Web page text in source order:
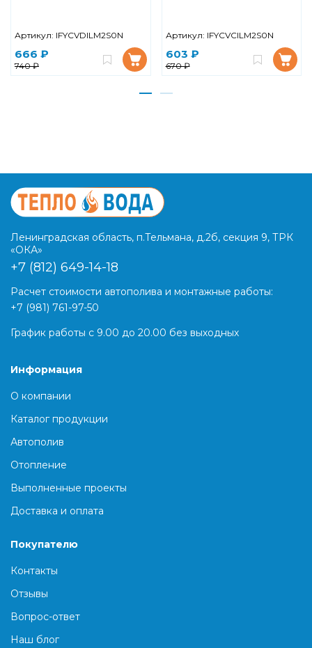
Артикул: IFYCVDILM2S0N
666 ₽
740 ₽
Артикул: IFYCVCILM2S0N
603 ₽
670 ₽
Ленинградская область, п.Тельмана, д.2б, секция 9, ТРК
«ОКА»
+7 (812) 649-14-18
Расчет стоимости автополива и монтажные работы:
+7 (981) 761-97-50
График работы с 9.00 до 20.00 без выходных
Информация
О компании
Каталог продукции
Автополив
Отопление
Выполненные проекты
Доставка и оплата
Покупателю
Контакты
Отзывы
Вопрос-ответ
Наш блог